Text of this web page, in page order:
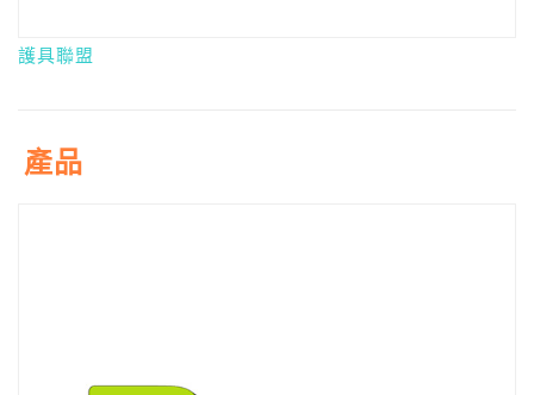
護具聯盟
產品